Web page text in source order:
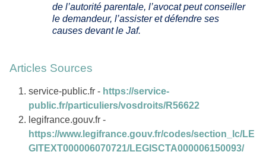
de l’autorité parentale, l’avocat peut conseiller
le demandeur, l’assister et défendre ses
causes devant le Jaf.
Articles Sources
service-public.fr - https://service-
public.fr/particuliers/vosdroits/R56622
legifrance.gouv.fr -
https://www.legifrance.gouv.fr/codes/section_lc/LE
GITEXT000006070721/LEGISCTA000006150093/